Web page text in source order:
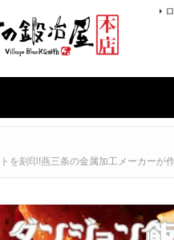
を刻印!燕三条の金属加工メーカーが